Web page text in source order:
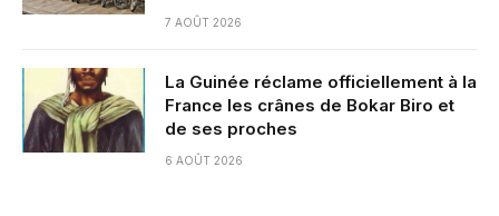
7 AOÛT 2026
La Guinée réclame officiellement à la
France les crânes de Bokar Biro et
de ses proches
6 AOÛT 2026